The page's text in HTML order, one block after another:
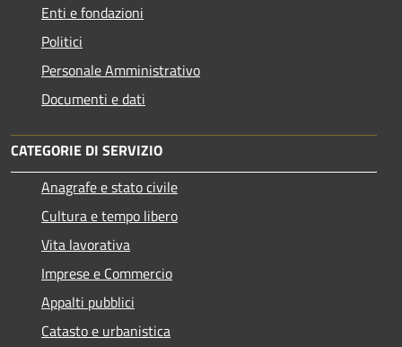
Enti e fondazioni
Politici
Personale Amministrativo
Documenti e dati
CATEGORIE DI SERVIZIO
Anagrafe e stato civile
Cultura e tempo libero
Vita lavorativa
Imprese e Commercio
Appalti pubblici
Catasto e urbanistica